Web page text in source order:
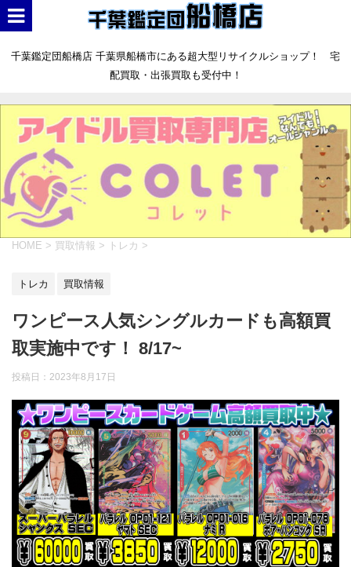
千葉鑑定団船橋店 千葉県船橋市にある超大型リサイクルショップ！ 宅
配買取・出張買取も受付中！
HOME > 買取情報 > トレカ >
トレカ 買取情報
ワンピース人気シングルカードも高額買
取実施中です！ 8/17~
投稿日： 2023年8月17日